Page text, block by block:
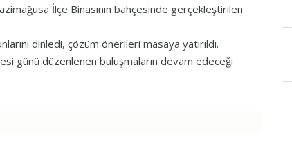
İlçe Binasının bahçesinde gerçekleştirilen
dinledi, çözüm önerileri masaya yatırıldı.
günü düzenlenen buluşmaların devam edeceği